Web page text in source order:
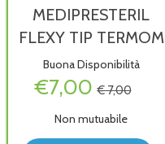
MEDIPRESTERIL
FLEXY TIP TERMOM
Buona Disponibilità
€7,00 € 7,00
Non mutuabile